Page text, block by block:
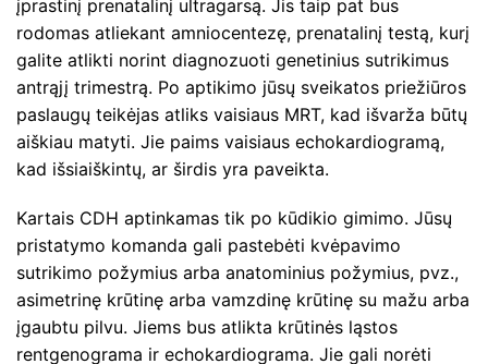
įprastinį prenatalinį ultragarsą. Jis taip pat bus
rodomas atliekant amniocentezę, prenatalinį testą, kurį
galite atlikti norint diagnozuoti genetinius sutrikimus
antrąjį trimestrą. Po aptikimo jūsų sveikatos priežiūros
paslaugų teikėjas atliks vaisiaus MRT, kad išvarža būtų
aiškiau matyti. Jie paims vaisiaus echokardiogramą,
kad išsiaiškintų, ar širdis yra paveikta.
Kartais CDH aptinkamas tik po kūdikio gimimo. Jūsų
pristatymo komanda gali pastebėti kvėpavimo
sutrikimo požymius arba anatominius požymius, pvz.,
asimetrinę krūtinę arba vamzdinę krūtinę su mažu arba
įgaubtu pilvu. Jiems bus atlikta krūtinės ląstos
rentgenograma ir echokardiograma. Jie gali norėti